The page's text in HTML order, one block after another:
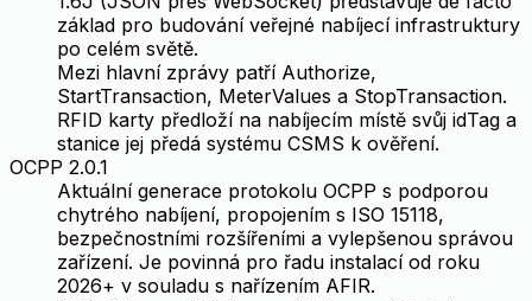
základ pro budování veřejné nabíjecí infrastruktury
po celém světě.
Mezi hlavní zprávy patří Authorize,
StartTransaction, MeterValues a StopTransaction.
RFID karty předloží na nabíjecím místě svůj idTag a
stanice jej předá systému CSMS k ověření.
OCPP 2.0.1
Aktuální generace protokolu OCPP s podporou
chytrého nabíjení, propojením s ISO 15118,
bezpečnostními rozšířeními a vylepšenou správou
zařízení. Je povinná pro řadu instalací od roku
2026+ v souladu s nařízením AFIR.